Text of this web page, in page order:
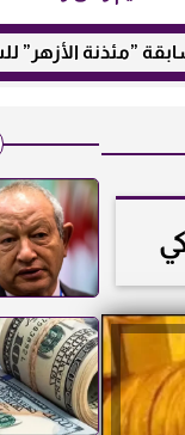
الأزهر” للشعر العربي